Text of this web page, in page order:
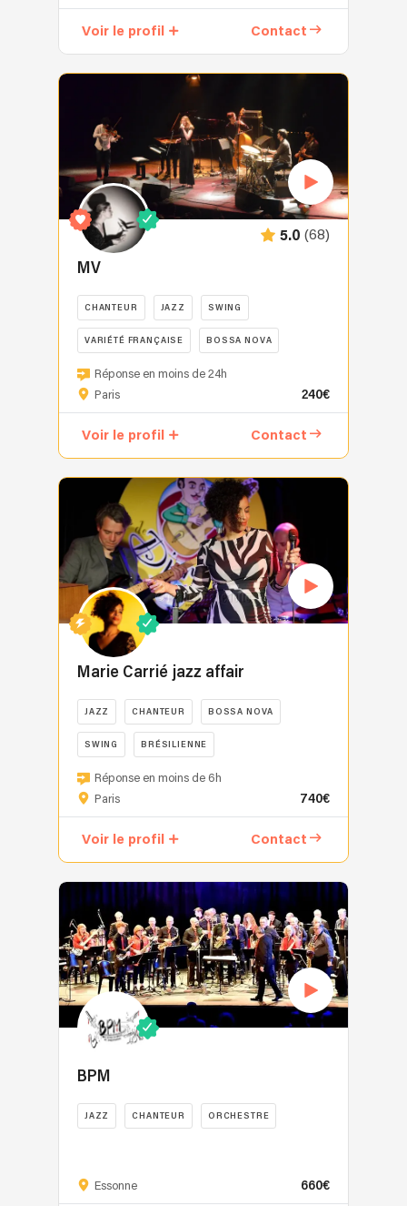
Voir le profil Contact
5.0 (68)
MV
CHANTEUR JAZZ SWING
VARIÉTÉ FRANÇAISE BOSSA NOVA
Réponse en moins de 24h
Paris
240€
Voir le profil Contact
Marie Carrié jazz affair
JAZZ CHANTEUR BOSSA NOVA
SWING BRÉSILIENNE
Réponse en moins de 6h
Paris
740€
Voir le profil Contact
BPM
JAZZ CHANTEUR ORCHESTRE
Essonne 660€